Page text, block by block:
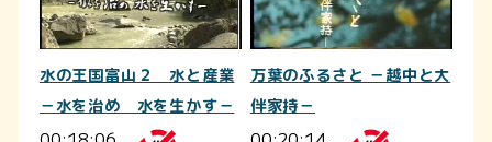
水の王国富山２ 水と産業
－水を治め 水を生かす－
00:18:06
万葉のふるさと －越中と大
伴家持－
00:20:14